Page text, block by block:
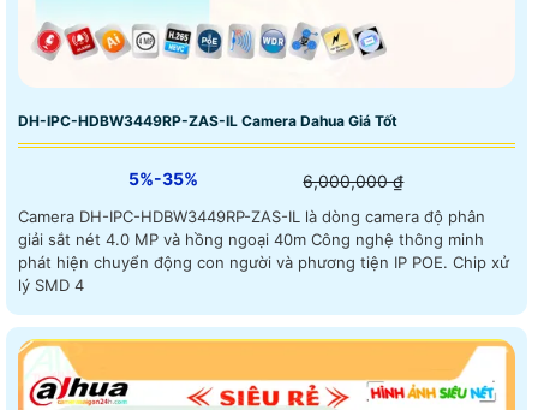
DH-IPC-HDBW3449RP-ZAS-IL Camera Dahua Giá Tốt
5%-35% 6,000,000 ₫
Camera DH-IPC-HDBW3449RP-ZAS-IL là dòng camera độ phân
giải sắt nét 4.0 MP và hồng ngoại 40m Công nghệ thông minh
phát hiện chuyển động con người và phương tiện IP POE. Chip xử
lý SMD 4